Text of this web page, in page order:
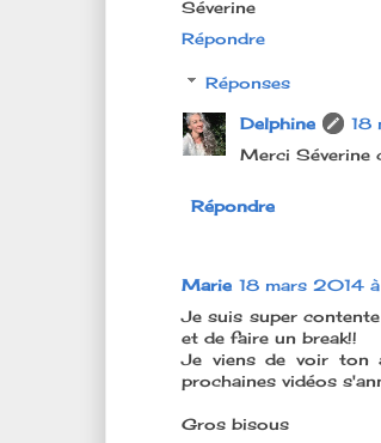
Séverine
Répondre
Réponses
Delphine
18
Merci Séverine
Répondre
Marie 18 mars 2014 à
Je suis super
et de faire un break!!
Je viens de voir ton
prochaines vidéos
Gros bisous